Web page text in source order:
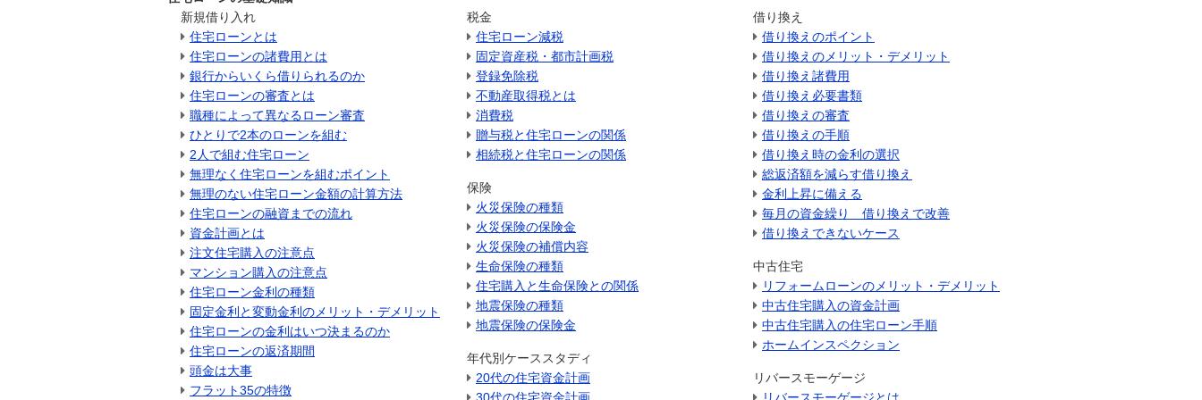
新規借り入れ
住宅ローンとは
住宅ローンの諸費用とは
銀行からいくら借りられるのか
住宅ローンの審査とは
職種によって異なるローン審査
ひとりで2本のローンを組む
2人で組む住宅ローン
無理なく住宅ローンを組むポイント
無理のない住宅ローン金額の計算方法
住宅ローンの融資までの流れ
資金計画とは
注文住宅購入の注意点
マンション購入の注意点
住宅ローン金利の種類
固定金利と変動金利のメリット・デメリット
住宅ローンの金利はいつ決まるのか
住宅ローンの返済期間
頭金は大事
フラット35の特徴
税金
住宅ローン減税
固定資産税・都市計画税
登録免除税
不動産取得税とは
消費税
贈与税と住宅ローンの関係
相続税と住宅ローンの関係
保険
火災保険の種類
火災保険の保険金
火災保険の補償内容
生命保険の種類
住宅購入と生命保険との関係
地震保険の種類
地震保険の保険金
年代別ケーススタディ
20代の住宅資金計画
借り換え
借り換えのポイント
借り換えのメリット・デメリット
借り換え諸費用
借り換え必要書類
借り換えの審査
借り換えの手順
借り換え時の金利の選択
総返済額を減らす借り換え
金利上昇に備える
毎月の資金繰り 借り換えで改善
借り換えできないケース
中古住宅
リフォームローンのメリット・デメリット
中古住宅購入の資金計画
中古住宅購入の住宅ローン手順
ホームインスペクション
リバースモーゲージ